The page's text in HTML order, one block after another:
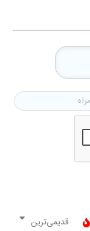
قدیمی‌ترین